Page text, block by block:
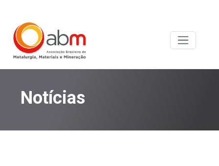
Notícias